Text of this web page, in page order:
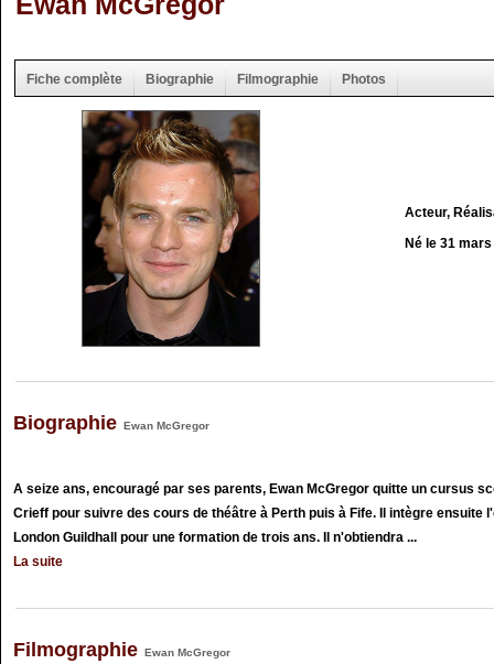
Fiche complète Biographie Filmographie Photos
Acteur,
Né le 31
Biographie Ewan McGregor
A seize ans, encouragé par ses parents, Ewan McGregor quitte un cursus
Crieff pour suivre des cours de théâtre à Perth puis à Fife. Il intègre ensuite
London Guildhall pour une formation de trois ans. Il n'obtiendra ...
La suite
Filmographie Ewan McGregor